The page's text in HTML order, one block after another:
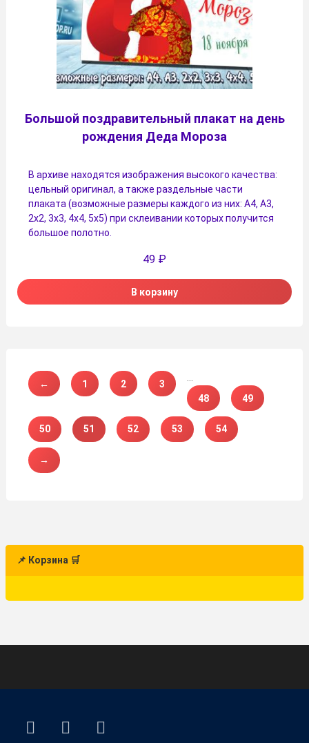
Большой поздравительный плакат на день
рождения Деда Мороза
В архиве находятся изображения высокого качества:
цельный оригинал, а также раздельные части
плаката (возможные размеры каждого из них: А4, А3,
2х2, 3х3, 4х4, 5х5) при склеивании которых получится
большое полотно.
49 ₽
В корзину
← 1 2 3
48
49
50 51 52 53 54
→
📌 Корзина 🛒
ВКонтакте
YouTube
E-mail